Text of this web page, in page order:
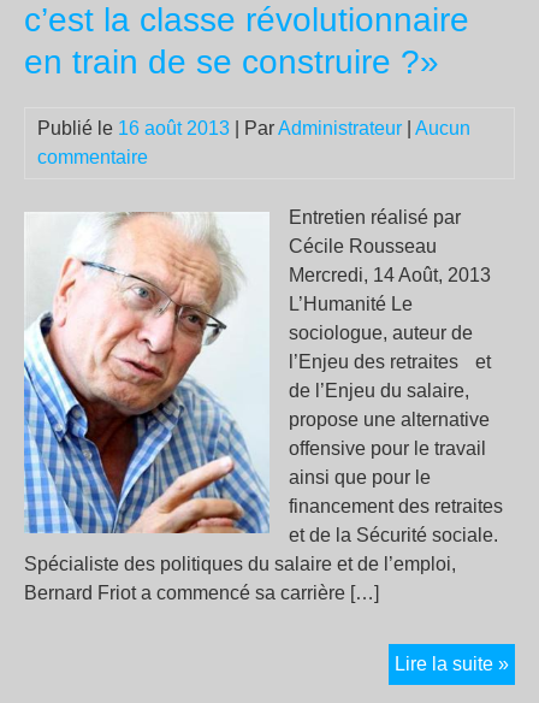
c’est la classe révolutionnaire
en train de se construire ?»
Publié le 16 août 2013 | ParAdministrateur
Aucun
commentaire
Entretien réalisé par
Cécile Rousseau
Mercredi, 14 Août, 2013
L’Humanité Le
sociologue, auteur de
l’Enjeu des retraites et
de l’Enjeu du salaire,
propose une alternative
offensive pour le travail
ainsi que pour le
financement des retraites
et de la Sécurité sociale.
Spécialiste des politiques du salaire et de l’emploi,
Bernard Friot a commencé sa carrière […]
Lire la suite »